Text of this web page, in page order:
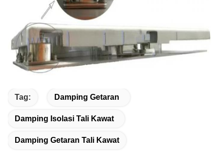
Tag: Damping Getaran
Damping Isolasi Tali Kawat
Damping Getaran Tali Kawat